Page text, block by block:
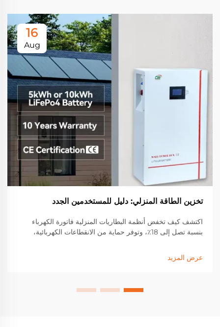
16
Aug
تخزين الطاقة المنزلي: دليل للمستخدمين الجدد
اكتشف كيف تخفض أنظمة البطاريات المنزلية فاتورة الكهرباء
بنسبة تصل إلى 18٪، وتوفر حماية من الانقطاعات الكهربائية،
وتحديد السعة المناسبة لزيادة المرونة. ابدأ اليوم.
عرض المزيد